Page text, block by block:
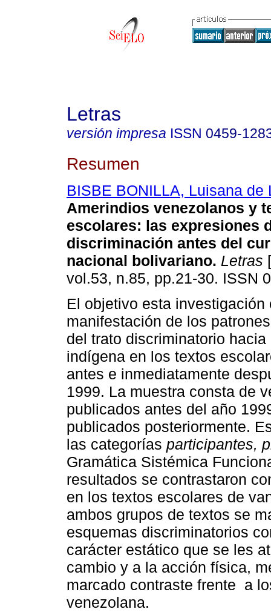
Letras
versión impresa ISSN 0459-
Resumen
BISBE BONILLA, Luisana de
Amerindios venezolanos y
escolares: las expresiones
discriminación antes del
nacional bolivariano. Letras
vol.53, n.85, pp.21-30. ISSN
El objetivo esta investigación
manifestación de los
del trato discriminatorio
indígena en los textos
antes e inmediatamente
1999. La muestra consta de
publicados antes del año
publicados posteriormente.
las categorías participantes,
Gramática Sistémica
resultados se contrastaron
en los textos escolares de
ambos grupos de textos se
esquemas discriminatorios
carácter estático que se les
cambio y a la acción física,
marcado contraste frente a
venezolana.